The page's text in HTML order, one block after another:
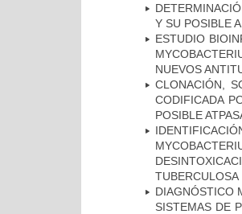
Y SU POSIBLE
ESTUDIO
NUEVOS
CLONACIÓN,
CODIFICADA
POSIBLE
TUBERCULOSA
DIAGNÓSTICO
SISTEMAS DE